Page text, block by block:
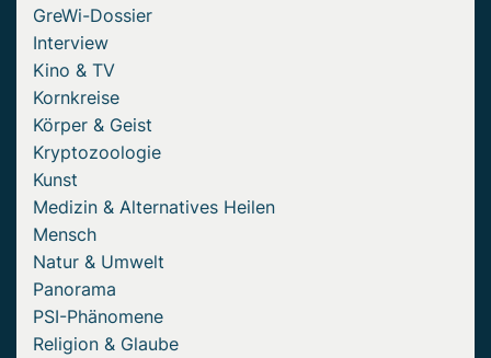
GreWi-Dossier
Interview
Kino & TV
Kornkreise
Körper & Geist
Kryptozoologie
Kunst
Medizin & Alternatives Heilen
Mensch
Natur & Umwelt
Panorama
PSI-Phänomene
Religion & Glaube